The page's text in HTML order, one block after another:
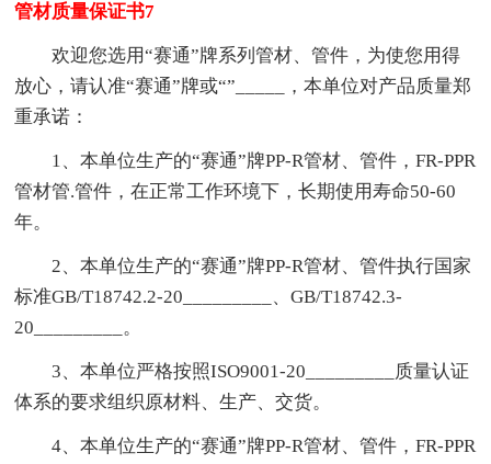
管材质量保证书7
欢迎您选用“赛通”牌系列管材、管件，为使您用得
放心，请认准“赛通”牌或“”_____，本单位对产品质量郑
重承诺：
1、本单位生产的“赛通”牌PP-R管材、管件，FR-PPR
管材管.管件，在正常工作环境下，长期使用寿命50-60
年。
2、本单位生产的“赛通”牌PP-R管材、管件执行国家
标准GB/T18742.2-20_________、GB/T18742.3-
20_________。
3、本单位严格按照ISO9001-20_________质量认证
体系的要求组织原材料、生产、交货。
4、本单位生产的“赛通”牌PP-R管材、管件，FR-PPR